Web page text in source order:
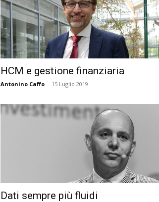
HCM e gestione finanziaria
Antonino Caffo - 15 Luglio 2019
Dati sempre più fluidi